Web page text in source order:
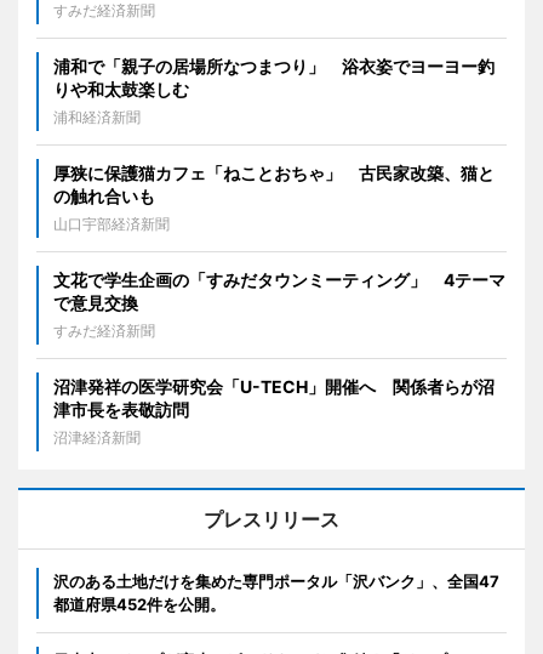
すみだ経済新聞
浦和で「親子の居場所なつまつり」 浴衣姿でヨーヨー釣
りや和太鼓楽しむ
浦和経済新聞
厚狭に保護猫カフェ「ねことおちゃ」 古民家改築、猫と
の触れ合いも
山口宇部経済新聞
文花で学生企画の「すみだタウンミーティング」 4テーマ
で意見交換
すみだ経済新聞
沼津発祥の医学研究会「U-TECH」開催へ 関係者らが沼
津市長を表敬訪問
沼津経済新聞
プレスリリース
沢のある土地だけを集めた専門ポータル「沢バンク」、全国47
都道府県452件を公開。